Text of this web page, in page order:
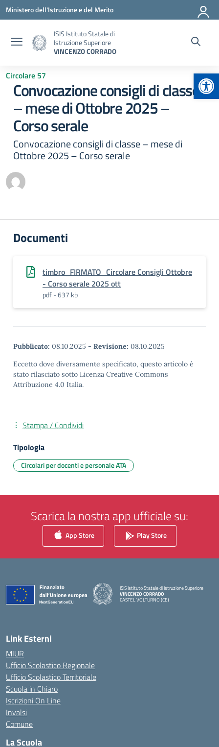
Vai ai contenuti
Vai al menu di navigazione
Vai al footer
Ministero dell'Istruzione e del Merito
ISIS Istituto Statale di
Istruzione Superiore
VINCENZO CORRADO
Circolare 57
Convocazione consigli di classe
– mese di Ottobre 2025 –
Corso serale
Convocazione consigli di classe – mese di
Ottobre 2025 – Corso serale
Documenti
timbro_FIRMATO_Circolare Consigli Ottobre
- Corso serale 2025 ott
pdf - 637 kb
Pubblicato: 08.10.2025 - Revisione: 08.10.2025
Eccetto dove diversamente specificato, questo articolo è
stato rilasciato sotto Licenza Creative Commons
Attribuzione 4.0 Italia.
Stampa / Condividi
Tipologia
Circolari per docenti e personale ATA
Scarica la nostra app ufficiale su:
App Store Play Store
ISIS Istituto Statale di Istruzione Superiore
VINCENZO CORRADO
CASTEL VOLTURNO (CE)
Link Esterni
MIUR
Ufficio Scolastico Regionale
Ufficio Scolastico Territoriale
Scuola in Chiaro
Iscrizioni On Line
Invalsi
Comune
La Scuola